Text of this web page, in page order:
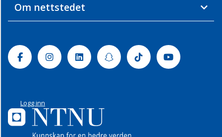
Om nettstedet
FacebookInstagramLinkedinSnapchatTiktok Youtube
Logg inn